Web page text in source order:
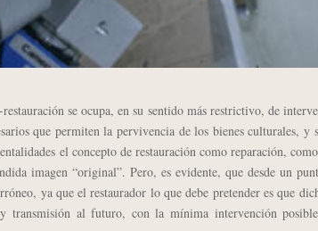
se ocupa, en su sentido más restrictivo, de
que permiten la pervivencia de los bienes culturales, y
el concepto de restauración como reparación,
imagen “original”. Pero, es evidente, que desde un
ya que el restaurador lo que debe pretender es que
transmisión al futuro, con la mínima intervención